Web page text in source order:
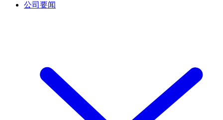
公司要闻